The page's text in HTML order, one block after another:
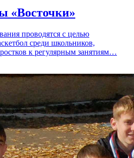
«Восточки»
проводятся с целью
среди школьников,
к регулярным занятиям…